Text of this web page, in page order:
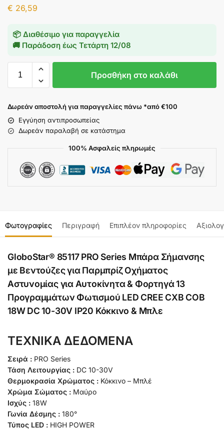
€ 26,59
📦 Διαθέσιμο για παραγγελία
🚚 Παράδοση έως Τετάρτη 12/08
Προσθήκη στο καλάθι
Δωρεάν αποστολή για παραγγελίες πάνω *από €100
Εγγύηση αντιπροσωπείας
Δωρεάν παραλαβή σε κατάστημα
100% Ασφαλείς πληρωμές
Φωτογραφίες Περιγραφή Επιπλέον πληροφορίες
GloboStar® 85117 PRO Series Μπάρα Σήμανσης
με Βεντούζες για Παρμπρίζ Οχήματος
Αστυνομίας για Αυτοκίνητα & Φορτηγά 13
Προγραμμάτων Φωτισμού LED CREE CXB COB
18W DC 10-30V IP20 Κόκκινο & Μπλε
ΤΕΧΝΙΚΑ ΔΕΔΟΜΕΝΑ
Σειρά : PRO Series
Τάση Λειτουργίας : DC 10-30V
Θερμοκρασία Χρώματος : Κόκκινο – Μπλέ
Χρώμα Σώματος : Μαύρο
Ισχύς : 18W
Γωνία Δέσμης : 180°
Τύπος LED : HIGH POWER